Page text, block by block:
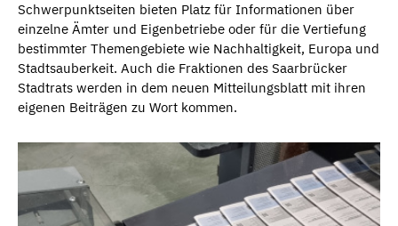
Schwerpunktseiten bieten Platz für Informationen über
einzelne Ämter und Eigenbetriebe oder für die Vertiefung
bestimmter Themengebiete wie Nachhaltigkeit, Europa und
Stadtsauberkeit. Auch die Fraktionen des Saarbrücker
Stadtrats werden in dem neuen Mitteilungsblatt mit ihren
eigenen Beiträgen zu Wort kommen.